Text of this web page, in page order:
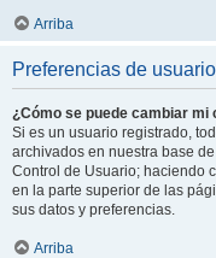
Arriba
Preferencias de
¿Cómo se puede cambiar mi
Si es un usuario registrado,
archivados en nuestra base
Control de Usuario; haciendo
en la parte superior de las
sus datos y preferencias.
Arriba